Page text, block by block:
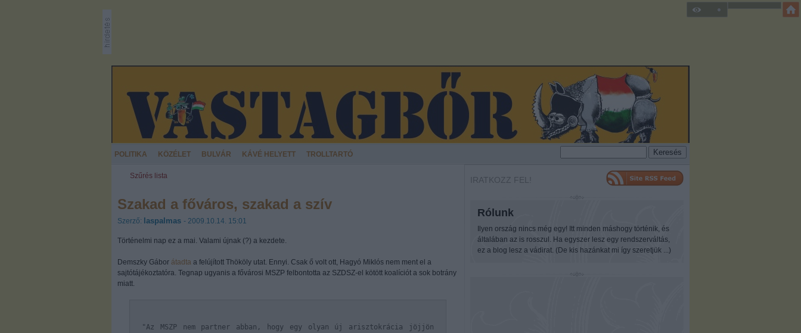
POLITIKA KÖZÉLET BULVÁR KÁVÉ HELYETT TROLLTARTÓ
Szűrés lista
Szakad a főváros, szakad a szív
Szerző: laspalmas - 2009.10.14. 15:01
Történelmi nap ez a mai. Valami újnak (?) a kezdete.
Demszky Gábor átadta a felújított Thököly utat. Ennyi. Csak ő volt ott, Hagyó Miklós nem ment el a
sajtótájékoztatóra. Tegnap ugyanis a fővárosi MSZP felbontotta az SZDSZ-el kötött koalíciót a sok botrány
miatt.
"Az MSZP nem partner abban, hogy egy olyan új arisztokrácia jöjjön
IRATKOZZ FEL!
Rólunk
Ilyen ország nincs még egy! Itt minden máshogy történik, és
általában az is rosszul. Ha egyszer lesz egy rendszerváltás,
ez a blog lesz a vádirat. (De kis hazánkat mi így szeretjük ...)